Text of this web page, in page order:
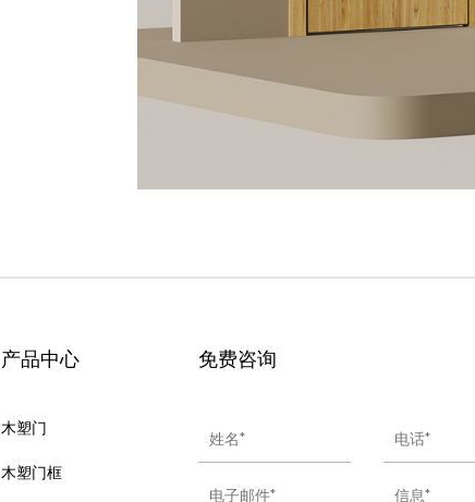
产品中心
木塑门
木塑门框
免费咨询